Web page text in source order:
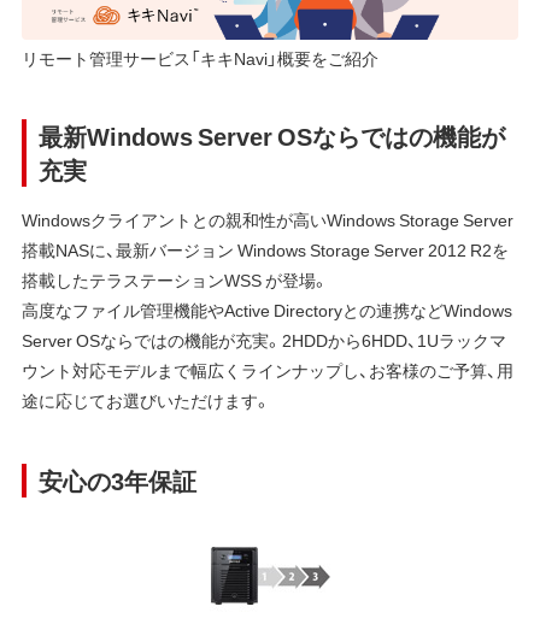
リモート管理サービス「キキNavi」概要をご紹介
最新Windows Server OSならではの機能が
充実
Windowsクライアントとの親和性が高いWindows Storage Server
搭載NASに、最新バージョン Windows Storage Server 2012 R2を
搭載したテラステーションWSS が登場。
高度なファイル管理機能やActive Directoryとの連携などWindows
Server OSならではの機能が充実。2HDDから6HDD、1Uラックマ
ウント対応モデルまで幅広くラインナップし、お客様のご予算、用
途に応じてお選びいただけます。
安心の3年保証